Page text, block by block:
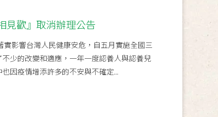
見歡』取消辦理公告
影響台灣人民健康安危，自五月實施全國三
少的改變和適應，一年一度認養人與認養兒
因疫情增添許多的不安與不確定...